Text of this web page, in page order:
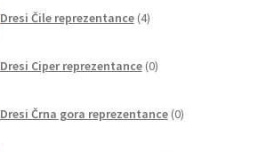
Dresi Čile reprezentance 4izdelki
Dresi Ciper reprezentance 0izdelkov
Dresi Črna gora reprezentance 0izdelkov